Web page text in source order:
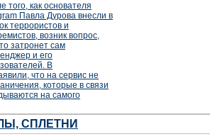
того, как основателя
Павла Дурова внесли в
террористов и
возник вопрос,
затронет сам
и его
В
что на сервис не
которые в связи
на самого
СПЛЕТНИ